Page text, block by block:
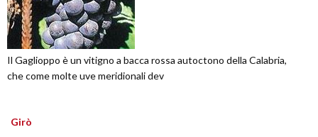
Il Gaglioppo è un vitigno a bacca rossa autoctono della Calabria,
che come molte uve meridionali dev
Girò